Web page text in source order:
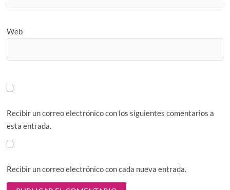
Web
Recibir un correo electrónico con los siguientes comentarios a
esta entrada.
Recibir un correo electrónico con cada nueva entrada.